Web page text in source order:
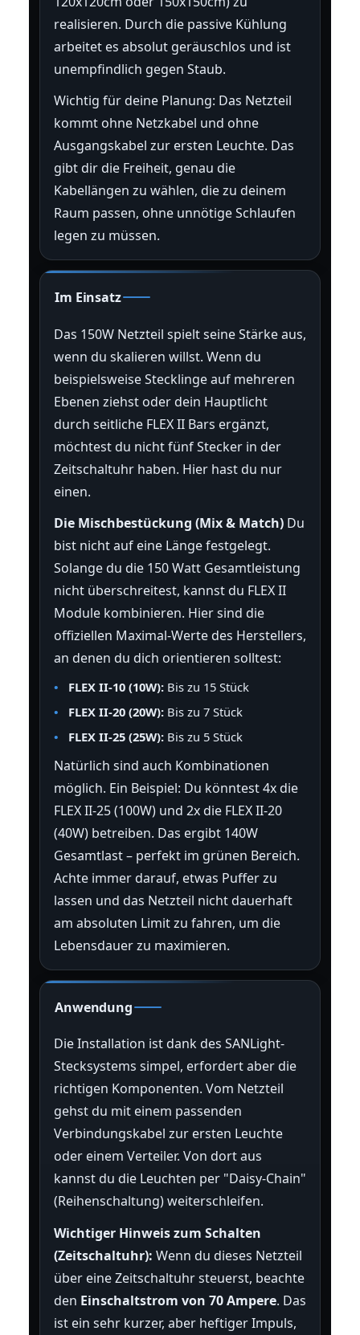
realisieren. Durch die passive Kühlung
arbeitet es absolut geräuschlos und ist
unempfindlich gegen Staub.
Wichtig für deine Planung: Das Netzteil
kommt ohne Netzkabel und ohne
Ausgangskabel zur ersten Leuchte. Das
gibt dir die Freiheit, genau die
Kabellängen zu wählen, die zu deinem
Raum passen, ohne unnötige Schlaufen
legen zu müssen.
Im Einsatz
Das 150W Netzteil spielt seine Stärke aus,
wenn du skalieren willst. Wenn du
beispielsweise Stecklinge auf mehreren
Ebenen ziehst oder dein Hauptlicht
durch seitliche FLEX II Bars ergänzt,
möchtest du nicht fünf Stecker in der
Zeitschaltuhr haben. Hier hast du nur
einen.
Die Mischbestückung (Mix & Match)Du
bist nicht auf eine Länge festgelegt.
Solange du die 150 Watt Gesamtleistung
nicht überschreitest, kannst du FLEX II
Module kombinieren. Hier sind die
offiziellen Maximal-Werte des Herstellers,
an denen du dich orientieren solltest:
FLEX II-10 (10W):Bis zu 15 Stück
FLEX II-20 (20W):Bis zu 7 Stück
FLEX II-25 (25W):Bis zu 5 Stück
Natürlich sind auch Kombinationen
möglich. Ein Beispiel: Du könntest 4x die
FLEX II-25 (100W) und 2x die FLEX II-20
(40W) betreiben. Das ergibt 140W
Gesamtlast – perfekt im grünen Bereich.
Achte immer darauf, etwas Puffer zu
lassen und das Netzteil nicht dauerhaft
am absoluten Limit zu fahren, um die
Lebensdauer zu maximieren.
Anwendung
Die Installation ist dank des SANLight-
Stecksystems simpel, erfordert aber die
richtigen Komponenten. Vom Netzteil
gehst du mit einem passenden
Verbindungskabel zur ersten Leuchte
oder einem Verteiler. Von dort aus
kannst du die Leuchten per "Daisy-Chain"
(Reihenschaltung) weiterschleifen.
Wichtiger Hinweis zum Schalten
(Zeitschaltuhr): Wenn du dieses Netzteil
über eine Zeitschaltuhr steuerst, beachte
den Einschaltstrom von 70 Ampere. Das
ist ein sehr kurzer, aber heftiger Impuls,